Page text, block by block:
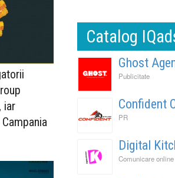
iar
Catalog
Ghost
Publicitate
Confident
PR
Digital
Comunicare online